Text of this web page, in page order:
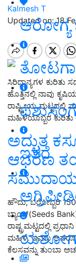
ಆರೋಗ್ಯ
ಇತರೆ
Kalmesh T
Updated on: 18
ಸಿರಿಧಾನ್ಯಗಳ ಕುರಿತು
ಹೊತ್ತಿನಲ್ಲಿ ನಾವು
ರಾಷ್ಟ್ರೀಯ ಮಟ್ಟದಲ್ಲಿ
ಮಹಿಳೆಯೊಬ್ಬರ
ಅದ್ಭುತ
ಆಭರಣ
ಹೌದು, ಬರೋಬ್ಬರಿ
ಬ್ಯಾಂಕ್(Seeds
ರಾಷ್ಟ್ರಮಟ್ಟದಲ್ಲಿ
ಮಹಿಳೆ. ಇವರು
ಕೆಲಸವನ್ನು ತುಂಬಾ